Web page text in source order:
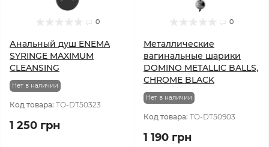
0
Анальный душ ENEMA
SYRINGE MAXIMUM
CLEANSING
Нет в наличии
Код товара: TO-DT50323
1 250 грн
0
Металлические
вагинальные шарики
DOMINO METALLIC BALLS,
CHROME BLACK
Нет в наличии
Код товара: TO-DT50903
1 190 грн